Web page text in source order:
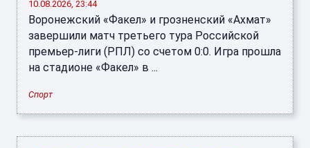
10.08.2026, 23:44
Воронежский «Факел» и грозненский «Ахмат»
завершили матч третьего тура Российской
премьер-лиги (РПЛ) со счетом 0:0. Игра прошла
на стадионе «Факел» в ...
Спорт